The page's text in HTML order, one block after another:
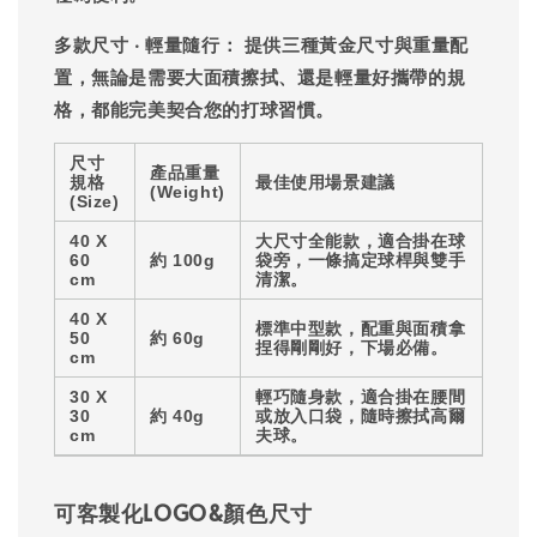
多款尺寸 ‧ 輕量隨行： 提供三種黃金尺寸與重量配
置，無論是需要大面積擦拭、還是輕量好攜帶的規
格，都能完美契合您的打球習慣。
尺寸
規格
(Size)
產品重量
(Weight)
最佳使用場景建議
40 X
60
cm
約 100g
大尺寸全能款，適合掛在球
袋旁，一條搞定球桿與雙手
清潔。
40 X
50
cm
約 60g
標準中型款，配重與面積拿
捏得剛剛好，下場必備。
30 X
30
cm
約 40g
輕巧隨身款，適合掛在腰間
或放入口袋，隨時擦拭高爾
夫球。
可客製化LOGO&顏色尺寸